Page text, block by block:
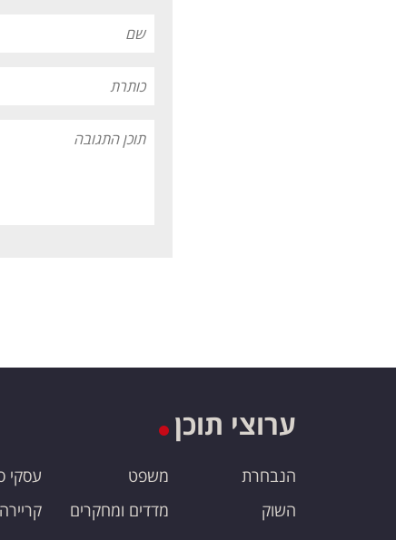
ערוצי תוכן
הנבחרת
השוק
משפט
מדדים ומחקרים
עסקי